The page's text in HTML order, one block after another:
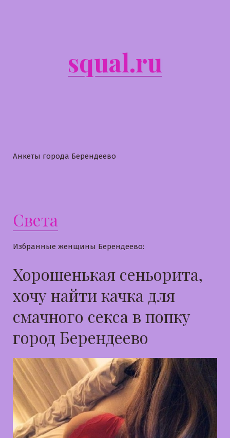
squal.ru
Анкеты города Берендеево
Света
Избранные женщины Берендеево:
Хорошенькая сеньорита,
хочу найти качка для
смачного секса в попку
город Берендеево